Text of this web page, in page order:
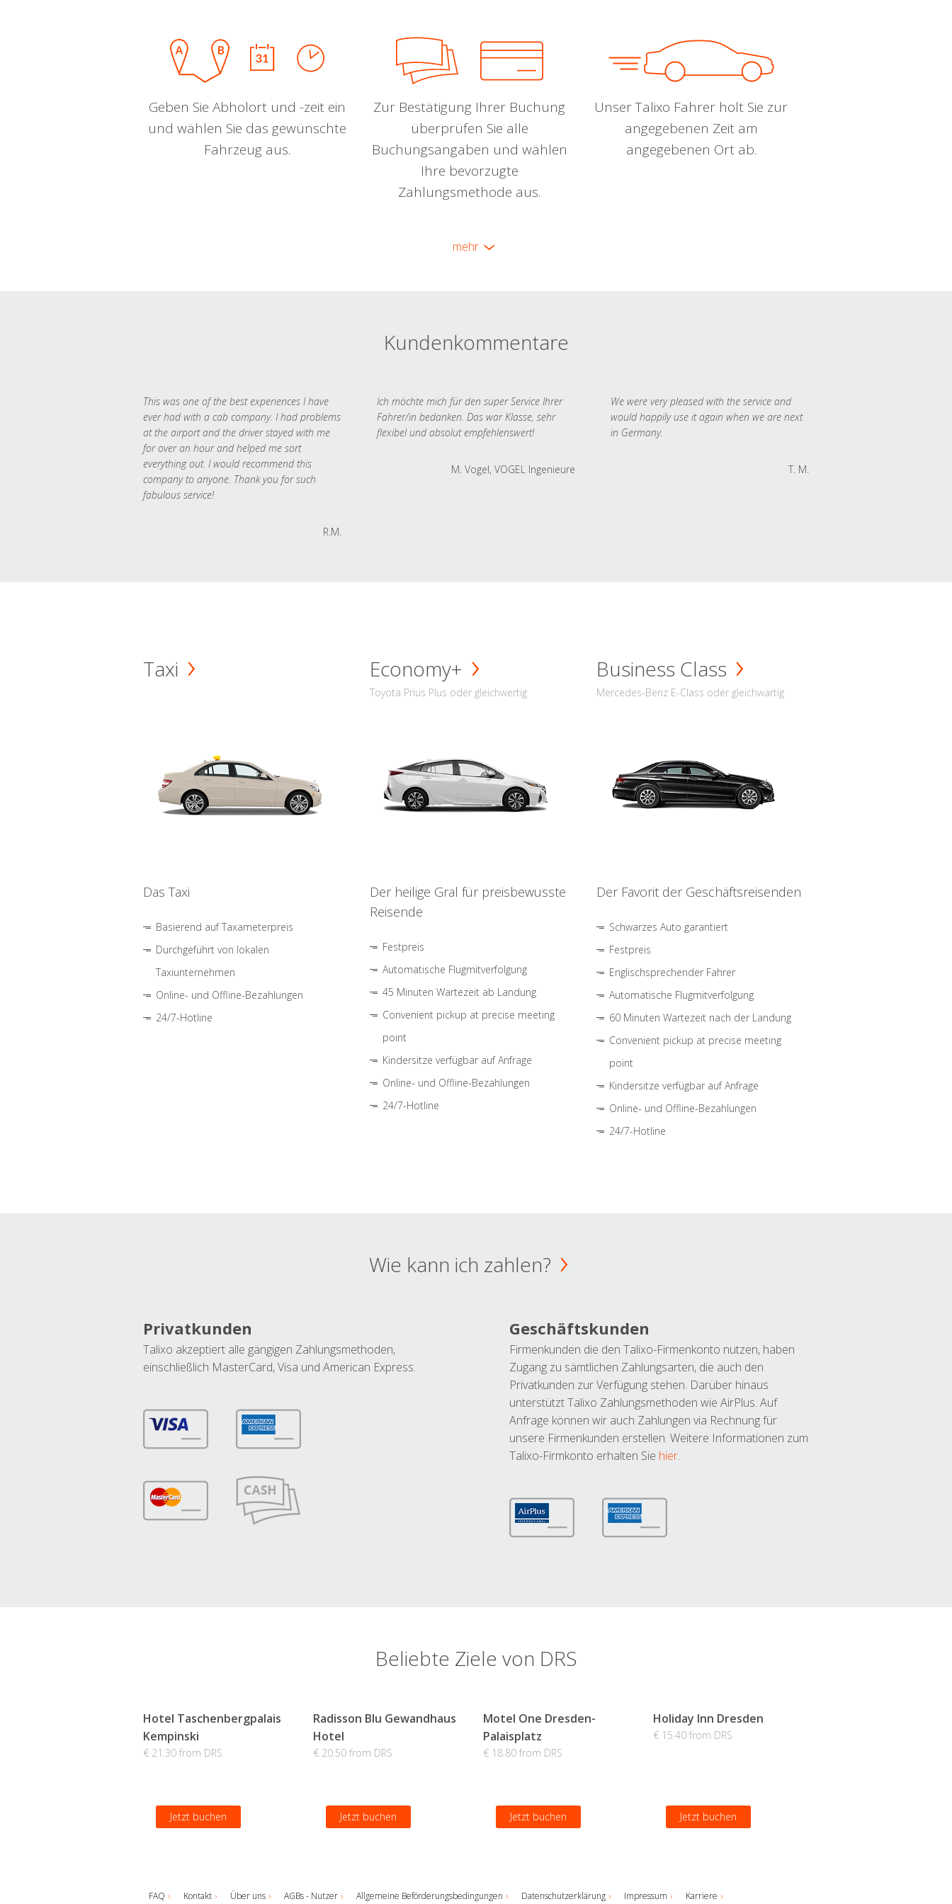
Geben Sie Abholort und -zeit ein
und wählen Sie das gewünschte
Fahrzeug aus.
Zur Bestätigung Ihrer Buchung
überprüfen Sie alle
Buchungsangaben und wählen
Ihre bevorzugte
Zahlungsmethode aus.
Unser Talixo Fahrer holt Sie zur
angegebenen Zeit am
angegebenen Ort ab.
mehr
Kundenkommentare
This was one of the best experiences I have
ever had with a cab company. I had problems
at the airport and the driver stayed with me
for over an hour and helped me sort
everything out. I would recommend this
company to anyone. Thank you for such
fabulous service!
R.M.
Ich möchte mich für den super Service Ihrer
Fahrer/in bedanken. Das war Klasse, sehr
flexibel und absolut empfehlenswert!
M. Vogel, VOGEL Ingenieure
We were very pleased with the service and
would happily use it again when we are next
in Germany.
T. M.
Taxi
Das Taxi
Basierend auf Taxameterpreis
Durchgeführt von lokalen
Taxiunternehmen
Online- und Offline-Bezahlungen
24/7-Hotline
Economy+
Toyota Prius Plus oder gleichwertig
Der heilige Gral für preisbewusste
Reisende
Festpreis
Automatische Flugmitverfolgung
45 Minuten Wartezeit ab Landung
Convenient pickup at precise meeting
point
Kindersitze verfügbar auf Anfrage
Online- und Offline-Bezahlungen
24/7-Hotline
Business Class
Mercedes-Benz E-Class oder gleichwärtig
Der Favorit der Geschäftsreisenden
Schwarzes Auto garantiert
Festpreis
Englischsprechender Fahrer
Automatische Flugmitverfolgung
60 Minuten Wartezeit nach der Landung
Convenient pickup at precise meeting
point
Kindersitze verfügbar auf Anfrage
Online- und Offline-Bezahlungen
24/7-Hotline
Wie kann ich zahlen?
Privatkunden
Talixo akzeptiert alle gängigen Zahlungsmethoden,
einschließlich MasterCard, Visa und American Express.
Geschäftskunden
Firmenkunden die den Talixo-Firmenkonto nutzen, haben
Zugang zu sämtlichen Zahlungsarten, die auch den
Privatkunden zur Verfügung stehen. Darüber hinaus
unterstützt Talixo Zahlungsmethoden wie AirPlus. Auf
Anfrage können wir auch Zahlungen via Rechnung für
unsere Firmenkunden erstellen. Weitere Informationen zum
Talixo-Firmkonto erhalten Sie hier.
Beliebte Ziele von DRS
Hotel Taschenbergpalais
Kempinski
€ 21.30 from DRS
Jetzt buchen
Radisson Blu Gewandhaus
Hotel
€ 20.50 from DRS
Jetzt buchen
Motel One Dresden-
Palaisplatz
€ 18.80 from DRS
Jetzt buchen
Holiday Inn Dresden
€ 15.40 from DRS
Jetzt buchen
FAQ Kontakt Über uns AGBs - Nutzer Allgemeine Beförderungsbedingungen Datenschutzerklärung Impressum Karriere